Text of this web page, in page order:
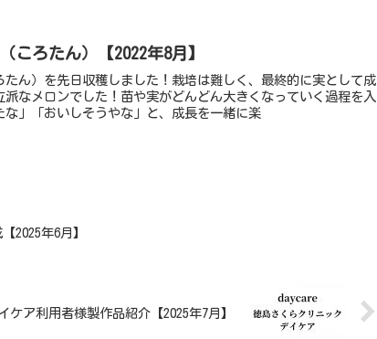
ころたん）【2022年8月】
ん）を先日収穫しました！栽培は難しく、最終的に実として成
なメロンでした！苗や実がどんどん大きくなっていく過程を入
」「おいしそうやな」と、成長を一緒に楽
2025年6月】
ケア利用者様製作品紹介【2025年7月】